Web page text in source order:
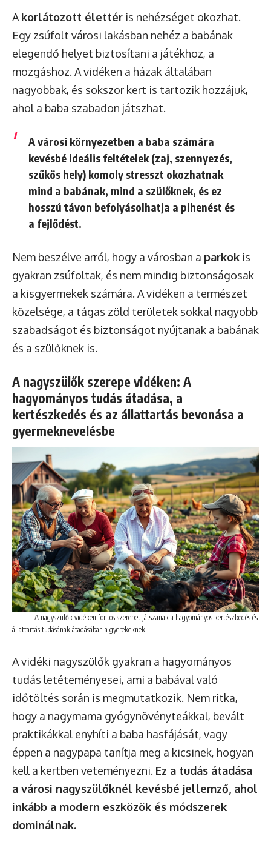
A korlátozott élettér is nehézséget okozhat.
Egy zsúfolt városi lakásban nehéz a babának
elegendő helyet biztosítani a játékhoz, a
mozgáshoz. A vidéken a házak általában
nagyobbak, és sokszor kert is tartozik hozzájuk,
ahol a baba szabadon játszhat.
A városi környezetben a baba számára
kevésbé ideális feltételek (zaj, szennyezés,
szűkös hely) komoly stresszt okozhatnak
mind a babának, mind a szülőknek, és ez
hosszú távon befolyásolhatja a pihenést és
a fejlődést.
Nem beszélve arról, hogy a városban a parkok is
gyakran zsúfoltak, és nem mindig biztonságosak
a kisgyermekek számára. A vidéken a természet
közelsége, a tágas zöld területek sokkal nagyobb
szabadságot és biztonságot nyújtanak a babának
és a szülőknek is.
A nagyszülők szerepe vidéken: A
hagyományos tudás átadása, a
kertészkedés és az állattartás bevonása a
gyermeknevelésbe
A nagyszülők vidéken fontos szerepet játszanak a hagyományos kertészkedés és
állattartás tudásának átadásában a gyerekeknek.
A vidéki nagyszülők gyakran a hagyományos
tudás letéteményesei, ami a babával való
időtöltés során is megmutatkozik. Nem ritka,
hogy a nagymama gyógynövényteákkal, bevált
praktikákkal enyhíti a baba hasfájását, vagy
éppen a nagypapa tanítja meg a kicsinek, hogyan
kell a kertben veteményezni. Ez a tudás átadása
a városi nagyszülőknél kevésbé jellemző, ahol
inkább a modern eszközök és módszerek
dominálnak.